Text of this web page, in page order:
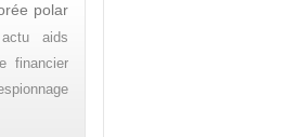
polar
actu
aids
financier